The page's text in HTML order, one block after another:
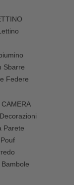
Sbarre
Federe
CAMERA
Parete